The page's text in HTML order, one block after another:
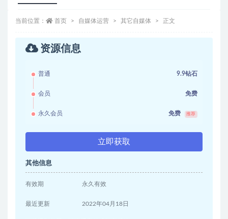
当前位置： 首页 自媒体运营 其它自媒体 正文
资源信息
普通 9.9钻石
会员 免费
永久会员 免费 推荐
立即获取
其他信息
有效期 永久有效
最近更新 2022年04月18日